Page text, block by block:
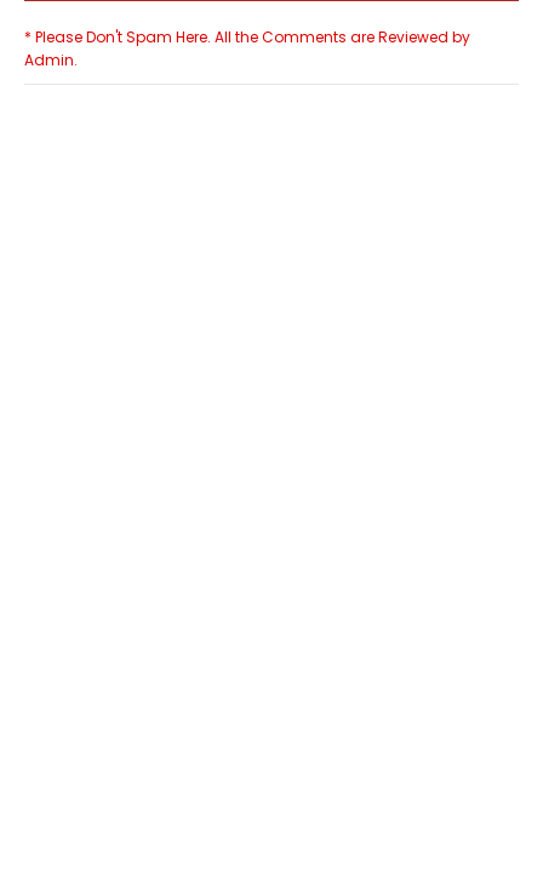
* Please Don't Spam Here. All the Comments are Reviewed by
Admin.